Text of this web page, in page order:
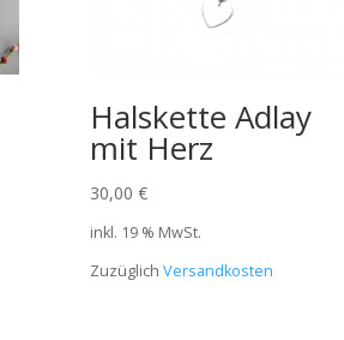
Halskette Adlay
mit Herz
30,00 €
inkl. 19 % MwSt.
Zuzüglich Versandkosten